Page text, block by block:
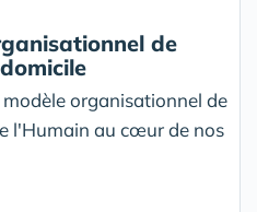
de
organisationnel de
l'Humain au cœur de nos